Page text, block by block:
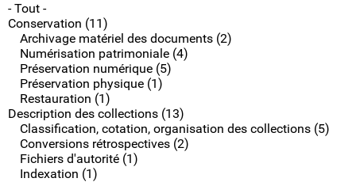
- Tout -
Conservation (11)
Archivage matériel des documents (2)
Numérisation patrimoniale (4)
Préservation numérique (5)
Préservation physique (1)
Restauration (1)
Description des collections (13)
Classification, cotation, organisation des collections (5)
Conversions rétrospectives (2)
Fichiers d'autorité (1)
Indexation (1)